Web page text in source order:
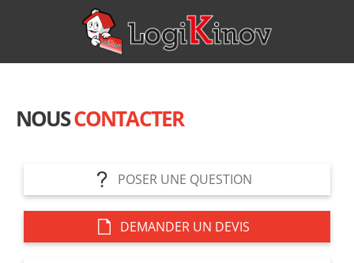
NOUSCONTACTER
POSER UNE QUESTION
DEMANDER UN DEVIS